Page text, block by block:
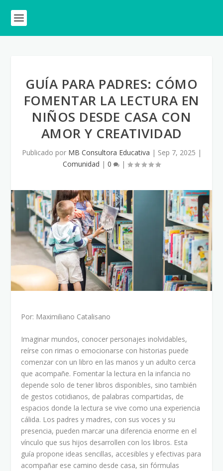
GUÍA PARA PADRES: CÓMO
FOMENTAR LA LECTURA EN
NIÑOS DESDE CASA CON
AMOR Y CREATIVIDAD
Publicado por MB Consultora Educativa | Sep 7, 2025 |
Comunidad | 0 |
Por: Maximiliano Catalisano
Imaginar mundos, conocer personajes inolvidables,
reírse con rimas o emocionarse con historias puede
comenzar con un libro en las manos y un adulto cerca
que acompañe. Fomentar la lectura en la infancia no
depende solo de tener libros disponibles, sino también
de gestos cotidianos, de palabras compartidas, de
espacios donde la lectura se vive como una experiencia
cálida. Los padres y madres, con sus voces y su
presencia, pueden marcar una diferencia enorme en el
vínculo que sus hijos desarrollen con los libros. Esta
guía propone ideas sencillas, accesibles y efectivas para
acompañar ese camino desde casa, sin fórmulas